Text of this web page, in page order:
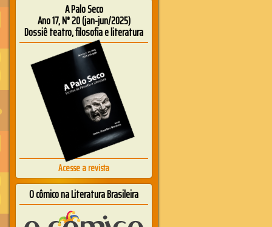
A Palo Seco
Ano 17, N° 20 (jan-jun/2025)
Dossiê teatro, filosofia e literatura
Acesse a revista
O cômico na Literatura Brasileira